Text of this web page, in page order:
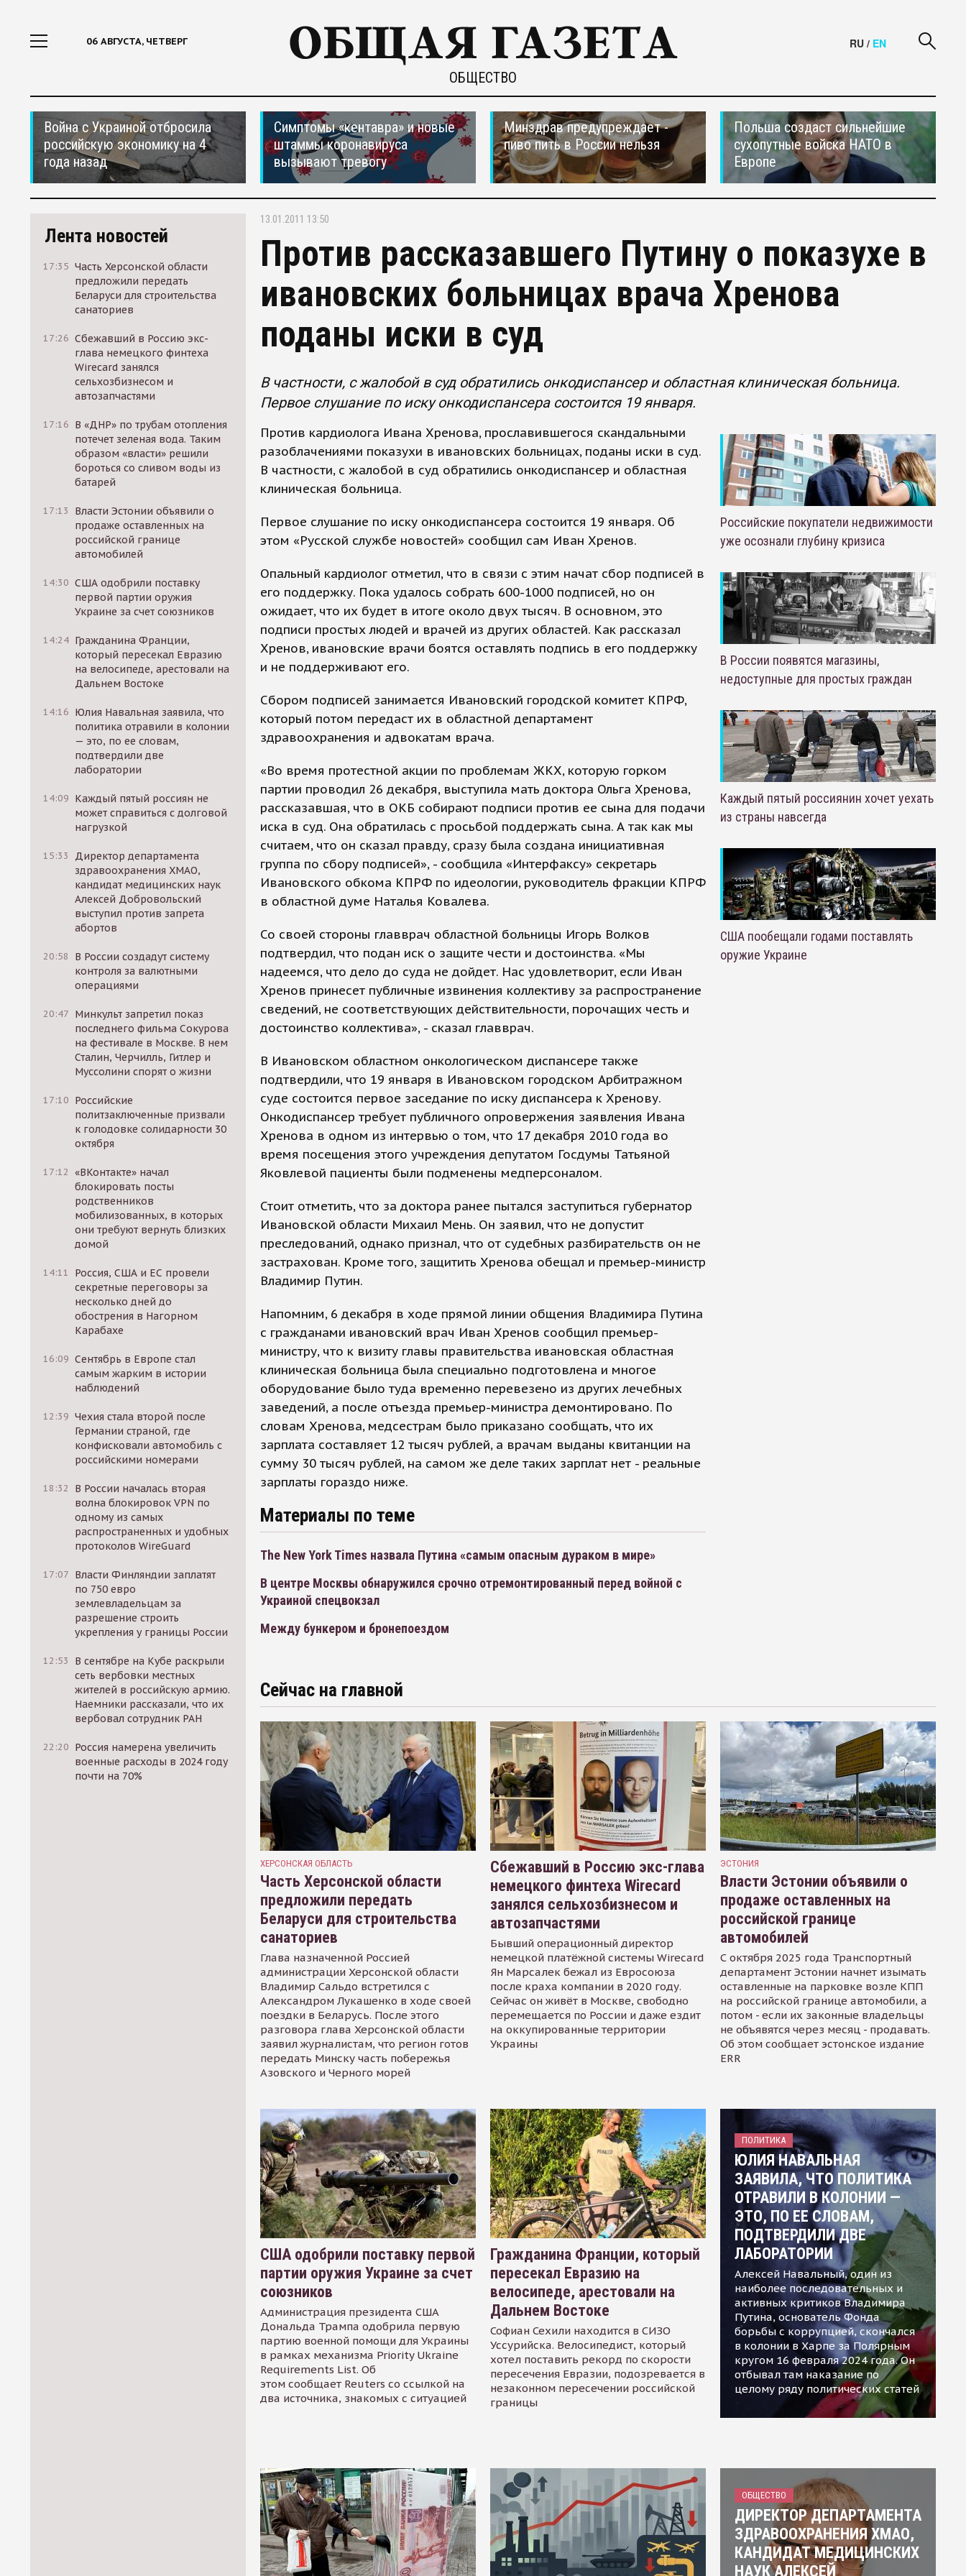
06 АВГУСТА, ЧЕТВЕРГ
ОБЩЕСТВО
RU / EN
Война с Украиной отбросила
российскую экономику на 4
года назад
Симптомы «кентавра» и новые
штаммы коронавируса
вызывают тревогу
Минздрав предупреждает -
пиво пить в России нельзя
Польша создаст сильнейшие
сухопутные войска НАТО в
Европе
Лента новостей
17:35 Часть Херсонской области
предложили передать
Беларуси для строительства
санаториев
17:26 Сбежавший в Россию экс-
глава немецкого финтеха
Wirecard занялся
сельхозбизнесом и
автозапчастями
17:16 В «ДНР» по трубам отопления
потечет зеленая вода. Таким
образом «власти» решили
бороться со сливом воды из
батарей
17:13
Власти Эстонии объявили о
продаже оставленных на
российской границе
автомобилей
14:30 США одобрили поставку
первой партии оружия
Украине за счет союзников
14:24 Гражданина Франции,
который пересекал Евразию
на велосипеде, арестовали на
Дальнем Востоке
14:16 Юлия Навальная заявила, что
политика отравили в колонии
— это, по ее словам,
подтвердили две
лаборатории
14:09 Каждый пятый россиян не
может справиться с долговой
нагрузкой
15:33
Директор департамента
здравоохранения ХМАО,
кандидат медицинских наук
Алексей Добровольский
выступил против запрета
абортов
20:58
В России создадут систему
контроля за валютными
операциями
20:47 Минкульт запретил показ
последнего фильма Сокурова
на фестивале в Москве. В нем
Сталин, Черчилль, Гитлер и
Муссолини спорят о жизни
17:10 Российские
политзаключенные призвали
к голодовке солидарности 30
октября
17:12 «ВКонтакте» начал
блокировать посты
родственников
мобилизованных, в которых
они требуют вернуть близких
домой
14:11
Россия, США и ЕС провели
секретные переговоры за
несколько дней до
обострения в Нагорном
Карабахе
16:09 Сентябрь в Европе стал
самым жарким в истории
наблюдений
12:39 Чехия стала второй после
Германии страной, где
конфисковали автомобиль с
российскими номерами
18:32
В России началась вторая
волна блокировок VPN по
одному из самых
распространенных и удобных
протоколов WireGuard
17:07 Власти Финляндии заплатят
по 750 евро
землевладельцам за
разрешение строить
укрепления у границы России
12:53
В сентябре на Кубе раскрыли
сеть вербовки местных
жителей в российскую армию.
Наемники рассказали, что их
вербовал сотрудник РАН
22:20 Россия намерена увеличить
военные расходы в 2024 году
почти на 70%
13.01.2011 13:50
Против рассказавшего Путину о показухе в
ивановских больницах врача Хренова
поданы иски в суд
В частности, с жалобой в суд обратились онкодиспансер и областная клиническая больница.
Первое слушание по иску онкодиспансера состоится 19 января.
Против кардиолога Ивана Хренова, прославившегося скандальными
разоблачениями показухи в ивановских больницах, поданы иски в суд.
В частности, с жалобой в суд обратились онкодиспансер и областная
клиническая больница.
Первое слушание по иску онкодиспансера состоится 19 января. Об
этом «Русской службе новостей» сообщил сам Иван Хренов.
Опальный кардиолог отметил, что в связи с этим начат сбор подписей в
его поддержку. Пока удалось собрать 600-1000 подписей, но он
ожидает, что их будет в итоге около двух тысяч. В основном, это
подписи простых людей и врачей из других областей. Как рассказал
Хренов, ивановские врачи боятся оставлять подпись в его поддержку
и не поддерживают его.
Сбором подписей занимается Ивановский городской комитет КПРФ,
который потом передаст их в областной департамент
здравоохранения и адвокатам врача.
«Во время протестной акции по проблемам ЖКХ, которую горком
партии проводил 26 декабря, выступила мать доктора Ольга Хренова,
рассказавшая, что в ОКБ собирают подписи против ее сына для подачи
иска в суд. Она обратилась с просьбой поддержать сына. А так как мы
считаем, что он сказал правду, сразу была создана инициативная
группа по сбору подписей», - сообщила «Интерфаксу» секретарь
Ивановского обкома КПРФ по идеологии, руководитель фракции КПРФ
в областной думе Наталья Ковалева.
Со своей стороны главврач областной больницы Игорь Волков
подтвердил, что подан иск о защите чести и достоинства. «Мы
надеемся, что дело до суда не дойдет. Нас удовлетворит, если Иван
Хренов принесет публичные извинения коллективу за распространение
сведений, не соответствующих действительности, порочащих честь и
достоинство коллектива», - сказал главврач.
В Ивановском областном онкологическом диспансере также
подтвердили, что 19 января в Ивановском городском Арбитражном
суде состоится первое заседание по иску диспансера к Хренову.
Онкодиспансер требует публичного опровержения заявления Ивана
Хренова в одном из интервью о том, что 17 декабря 2010 года во
время посещения этого учреждения депутатом Госдумы Татьяной
Яковлевой пациенты были подменены медперсоналом.
Стоит отметить, что за доктора ранее пытался заступиться губернатор
Ивановской области Михаил Мень. Он заявил, что не допустит
преследований, однако признал, что от судебных разбирательств он не
застрахован. Кроме того, защитить Хренова обещал и премьер-министр
Владимир Путин.
Напомним, 6 декабря в ходе прямой линии общения Владимира Путина
с гражданами ивановский врач Иван Хренов сообщил премьер-
министру, что к визиту главы правительства ивановская областная
клиническая больница была специально подготовлена и многое
оборудование было туда временно перевезено из других лечебных
заведений, а после отъезда премьер-министра демонтировано. По
словам Хренова, медсестрам было приказано сообщать, что их
зарплата составляет 12 тысяч рублей, а врачам выданы квитанции на
сумму 30 тысяч рублей, на самом же деле таких зарплат нет - реальные
зарплаты гораздо ниже.
Материалы по теме
The New York Times назвала Путина «самым опасным дураком в мире»
В центре Москвы обнаружился срочно отремонтированный перед войной с
Украиной спецвокзал
Между бункером и бронепоездом
Российские покупатели недвижимости
уже осознали глубину кризиса
В России появятся магазины,
недоступные для простых граждан
Каждый пятый россиянин хочет уехать
из страны навсегда
США пообещали годами поставлять
оружие Украине
Сейчас на главной
ХЕРСОНСКАЯ ОБЛАСТЬ
Часть Херсонской области
предложили передать
Беларуси для строительства
санаториев
Глава назначенной Россией
администрации Херсонской области
Владимир Сальдо встретился с
Александром Лукашенко в ходе своей
поездки в Беларусь. После этого
разговора глава Херсонской области
заявил журналистам, что регион готов
передать Минску часть побережья
Азовского и Черного морей
Сбежавший в Россию экс-глава
немецкого финтеха Wirecard
занялся сельхозбизнесом и
автозапчастями
Бывший операционный директор
немецкой платёжной системы Wirecard
Ян Марсалек бежал из Евросоюза
после краха компании в 2020 году.
Сейчас он живёт в Москве, свободно
перемещается по России и даже ездит
на оккупированные территории
Украины
ЭСТОНИЯ
Власти Эстонии объявили о
продаже оставленных на
российской границе
автомобилей
С октября 2025 года Транспортный
департамент Эстонии начнет изымать
оставленные на парковке возле КПП
на российской границе автомобили, а
потом - если их законные владельцы
не объявятся через месяц - продавать.
Об этом сообщает эстонское издание
ERR
США одобрили поставку первой
партии оружия Украине за счет
союзников
Администрация президента США
Дональда Трампа одобрила первую
партию военной помощи для Украины
в рамках механизма Priority Ukraine
Requirements List. Об
этом сообщает Reuters со ссылкой на
два источника, знакомых с ситуацией
Гражданина Франции, который
пересекал Евразию на
велосипеде, арестовали на
Дальнем Востоке
Софиан Сехили находится в СИЗО
Уссурийска. Велосипедист, который
хотел поставить рекорд по скорости
пересечения Евразии, подозревается в
незаконном пересечении российской
границы
ПОЛИТИКА
ЮЛИЯ НАВАЛЬНАЯ
ЗАЯВИЛА, ЧТО ПОЛИТИКА
ОТРАВИЛИ В КОЛОНИИ —
ЭТО, ПО ЕЕ СЛОВАМ,
ПОДТВЕРДИЛИ ДВЕ
ЛАБОРАТОРИИ
Алексей Навальный, один из
наиболее последовательных и
активных критиков Владимира
Путина, основатель Фонда
борьбы с коррупцией, скончался
в колонии в Харпе за Полярным
кругом 16 февраля 2024 года. Он
отбывал там наказание по
целому ряду политических статей
ОБЩЕСТВО
ДИРЕКТОР ДЕПАРТАМЕНТА
ЗДРАВООХРАНЕНИЯ ХМАО,
КАНДИДАТ МЕДИЦИНСКИХ
НАУК АЛЕКСЕЙ